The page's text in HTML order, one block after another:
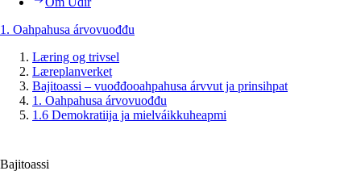
1. Oahpahusa árvovuođđu
Læring og trivsel
Læreplanverket
Bajitoassi – vuođđooahpahusa árvvut ja prinsihpat
1. Oahpahusa árvovuođđu
1.6 Demokratiija ja mielváikkuheapmi
Bajitoassi